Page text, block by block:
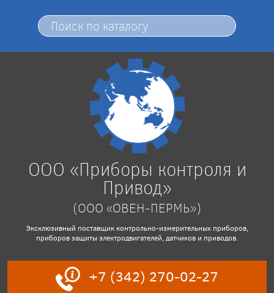
ООО «Приборы контроля и
Привод»
(ООО «ОВЕН-ПЕРМЬ»)
Эксклюзивный поставщик контрольно-измерительных приборов,
приборов защиты электродвигателей, датчиков и приводов.
+7 (342) 270-02-27